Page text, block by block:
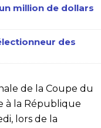
million de dollars
des
de la Coupe du
à la République
lors de la